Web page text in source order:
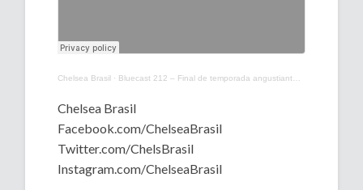
Chelsea Brasil · Bluecast 212 – Final de temporada angustiante: quais os ajustes para 2022/23
Chelsea Brasil
Facebook.com/ChelseaBrasil
Twitter.com/ChelsBrasil
Instagram.com/ChelseaBrasil